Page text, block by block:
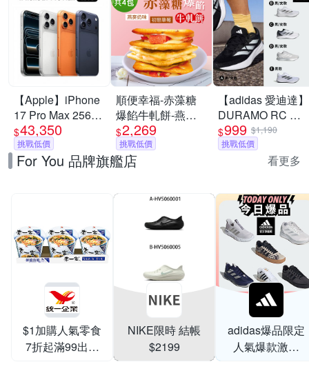
【Apple】iPhone
17 Pro Max 256G
6.9吋 手機
$43,350
挑戰低價
順便幸福-赤藻糖
爆餡牛軋餅-燕麥
奶味x2包+初戀草
莓x2包(果乾 下午
茶)
$2,269
挑戰低價
【adidas 愛迪達】
DURAMO RC 跑
鞋 慢跑鞋 運動鞋
男鞋/女鞋 (多款任
$999 $1,190
挑戰低價
For You 品牌旗艦店 看更多
$1加購人氣零食
7折起滿99出貨
NIKE限時 結帳
$2199
adidas爆品限定
人氣爆款激降